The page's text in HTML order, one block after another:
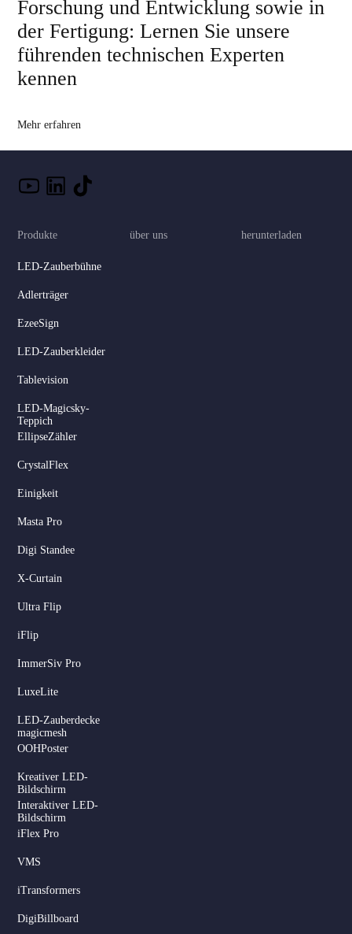
Forschung und Entwicklung sowie in
der Fertigung: Lernen Sie unsere
führenden technischen Experten
kennen
Mehr erfahren
Produkte
LED-Zauberbühne
Adlerträger
EzeeSign
LED-Zauberkleider
Tablevision
LED-Magicsky-
Teppich
EllipseZähler
CrystalFlex
Einigkeit
Masta Pro
Digi Standee
X-Curtain
Ultra Flip
iFlip
ImmerSiv Pro
LuxeLite
LED-Zauberdecke
magicmesh
OOHPoster
Kreativer LED-
Bildschirm
Interaktiver LED-
Bildschirm
iFlex Pro
VMS
iTransformers
DigiBillboard
über uns herunterladen